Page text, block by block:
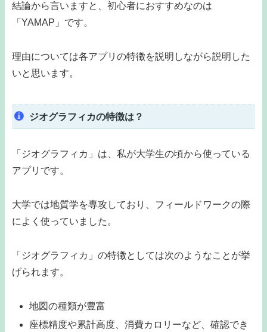
結論から言いますと、初心者におすすめなのは
「YAMAP」です。
理由については各アプリの特徴を説明しながら説明した
いと思います。
ジオグラフィカの特徴は？
「ジオグラフィカ」は、私が大学生の頃から使っている
アプリです。
大学では地質学を専攻しており、フィールドワークの際
によく使っていました。
「ジオグラフィカ」の特徴としては次のようなことが挙
げられます。
地図の種類が豊富
座標精度や累計高度、消費カロリーなど、確認でき